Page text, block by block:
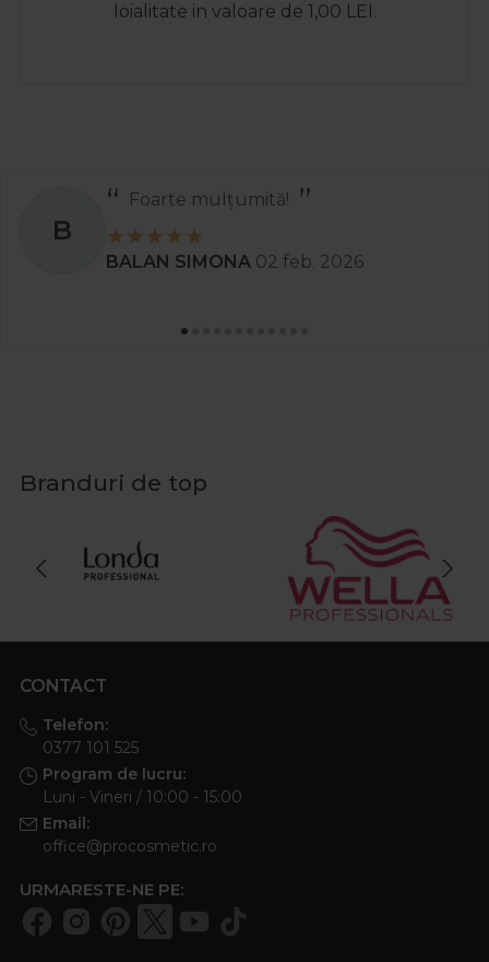
loialitate in valoare de 1,00 LEI.
S
Recomand
Stanciu Aura Andreea 02 apr. 2025
Branduri de top
CONTACT
Telefon:
0377 101 525
Program de lucru:
Luni - Vineri / 10:00 - 15:00
Email:
office@procosmetic.ro
URMARESTE-NE PE: